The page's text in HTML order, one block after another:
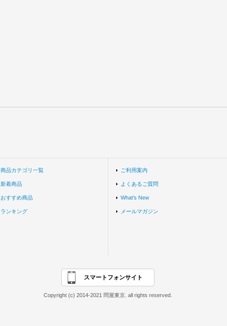
商品カテゴリ一覧
新着商品
おすすめ商品
ランキング
ご利用案内
よくあるご質問
What's New
メールマガジン
スマートフォンサイト
Copyright (c) 2014-2021 問屋東京. all rights reserved.